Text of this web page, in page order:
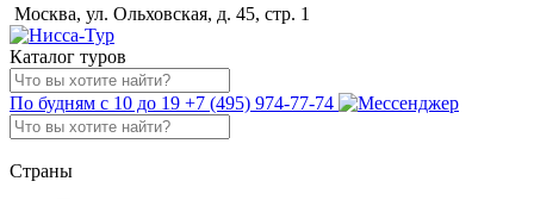
Москва, ул. Ольховская, д. 45, стр. 1
Каталог туров
По будням с 10 до 19 +7 (495) 974-77-74
Страны